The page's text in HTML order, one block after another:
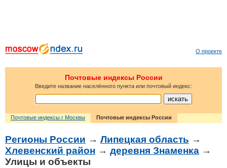
О проекте
Почтовые индексы России
Введите название населённого пункта или почтовый индекс:
Почтовые индексы г Москвы Почтовые индексы России
Регионы России → Липецкая область →
Хлевенский район → деревня Знаменка →
Улицы и объекты